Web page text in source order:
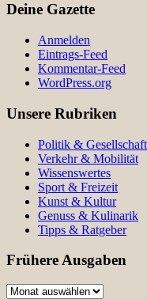
Deine Gazette
Anmelden
Eintrags-Feed
Kommentar-Feed
WordPress.org
Unsere Rubriken
Politik & Gesellschaft
Verkehr & Mobilität
Wissenswertes
Sport & Freizeit
Kunst & Kultur
Genuss & Kulinarik
Tipps & Ratgeber
Frühere Ausgaben
Frühere